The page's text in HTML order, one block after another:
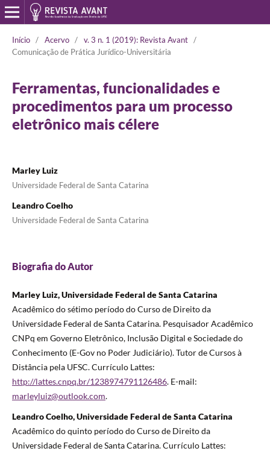
Início / Acervo / v. 3 n. 1 (2019): Revista Avant /
Comunicação de Prática Jurídico-Universitária
Ferramentas, funcionalidades e
procedimentos para um processo
eletrônico mais célere
Marley Luiz
Universidade Federal de Santa Catarina
Leandro Coelho
Universidade Federal de Santa Catarina
Biografia do Autor
Marley Luiz, Universidade Federal de Santa Catarina
Acadêmico do sétimo período do Curso de Direito da
Universidade Federal de Santa Catarina. Pesquisador Acadêmico
CNPq em Governo Eletrônico, Inclusão Digital e Sociedade do
Conhecimento (E-Gov no Poder Judiciário). Tutor de Cursos à
Distância pela UFSC. Currículo Lattes:
http://lattes.cnpq.br/1238974791126486. E-mail:
marleyluiz@outlook.com.
Leandro Coelho, Universidade Federal de Santa Catarina
Acadêmico do quinto período do Curso de Direito da
Universidade Federal de Santa Catarina. Currículo Lattes: